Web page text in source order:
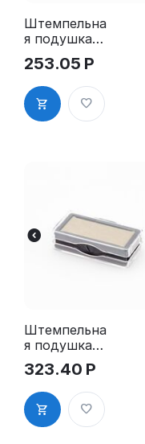
Штемпельна
я подушка
для GRM
4911 2Pads
253.05 Р
Штемпельна
я подушка
для GRM
4912 2Pads
323.40 Р